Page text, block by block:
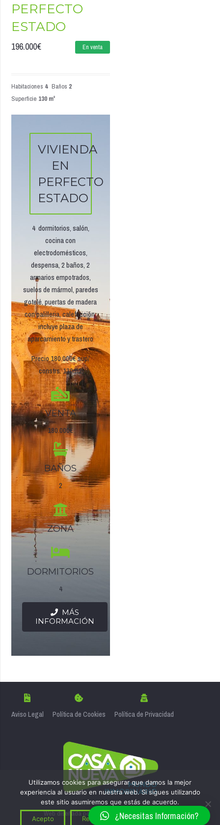
PERFECTO
ESTADO
196.000€ En venta
Habitaciones 4 Baños 2
Superficie 130 m²
VIVIENDA
EN
PERFECTO
ESTADO
4 dormitorios, salón,
cocina con
electrodomésticos,
despensa, 2 baños, 2
armarios empotrados,
suelos de mármol, paredes
gotelé, puertas de madera
con palilleria, calefacción,
incluye plaza de
aparcamiento y trastero
Precio 180.000€ sup/
constrs. 130m2
VENTA
180.000€
BAÑOS
2
ZONA
DORMITORIOS
4
MÁS
INFORMACIÓN
Aviso Legal Política de Cookies Política de Privacidad
Web diseñada por Estudio Creativo Paco Gonzalez
¿Necesitas Información?
Utilizamos cookies para asegurar que damos la mejor
experiencia al usuario en nuestra web. Si sigues utilizando
este sitio asumiremos que estás de acuerdo.
Acepto Rechazar Más información